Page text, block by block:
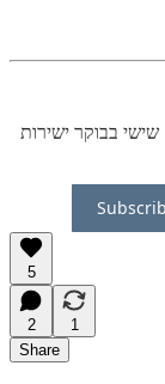
בבוקר ישירות
5
2
1
Share